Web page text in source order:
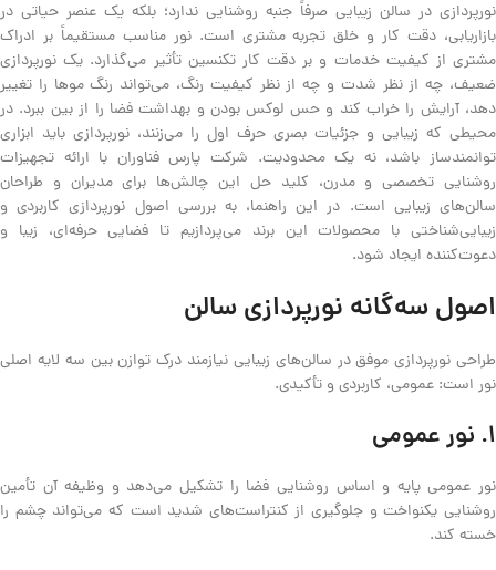
نورپردازی در سالن زیبایی صرفاً جنبه روشنایی ندارد؛ بلکه یک عنصر حیاتی در
بازاریابی، دقت کار و خلق تجربه مشتری است. نور مناسب مستقیماً بر ادراک
مشتری از کیفیت خدمات و بر دقت کار تکنسین تأثیر می‌گذارد. یک نورپردازی
ضعیف، چه از نظر شدت و چه از نظر کیفیت رنگ، می‌تواند رنگ موها را تغییر
دهد، آرایش را خراب کند و حس لوکس بودن و بهداشت فضا را از بین ببرد. در
محیطی که زیبایی و جزئیات بصری حرف اول را می‌زنند، نورپردازی باید ابزاری
توانمندساز باشد، نه یک محدودیت. شرکت پارس فناوران با ارائه تجهیزات
روشنایی تخصصی و مدرن، کلید حل این چالش‌ها برای مدیران و طراحان
سالن‌های زیبایی است. در این راهنما، به بررسی اصول نورپردازی کاربردی و
زیبایی‌شناختی با محصولات این برند می‌پردازیم تا فضایی حرفه‌ای، زیبا و
دعوت‌کننده ایجاد شود.
اصول سه‌گانه نورپردازی سالن
طراحی نورپردازی موفق در سالن‌های زیبایی نیازمند درک توازن بین سه لایه اصلی
نور است: عمومی، کاربردی و تأکیدی.
۱. نور عمومی
نور عمومی پایه و اساس روشنایی فضا را تشکیل می‌دهد و وظیفه آن تأمین
روشنایی یکنواخت و جلوگیری از کنتراست‌های شدید است که می‌تواند چشم را
خسته کند.